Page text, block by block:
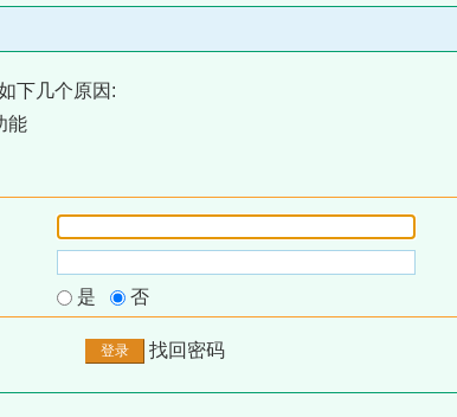
下几个原因:
能
是 否
找回密码